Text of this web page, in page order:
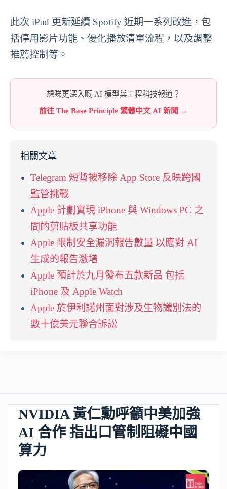
此次 iPad 更新延續 Spotify 近期一系列改進，包
括停用影片功能、優化播放清單流程，以及調整
推薦控制等。
想睇更深入嘅 AI 模型與工程科技報道？
前往 The Base Principle 繁體中文 AI 新聞 →
相關文章
Telegram 短暫被移除 App Store 反映跨國
監管挑戰
Apple 計劃實現 iPhone 與 Windows PC 之
間的剪貼板共享功能
Apple 限制安全漏洞報告數量 以應對 AI
生成的報告激增
Apple 預計於九月發布五款新品 包括
iPhone 及 Apple Watch
Apple 於伊利諾州面對涉及生物識別法的
數十億美元聯合訴訟
NVIDIA 黃仁勳呼籲中美加強
AI 合作 指出口管制阻礙中國
算力